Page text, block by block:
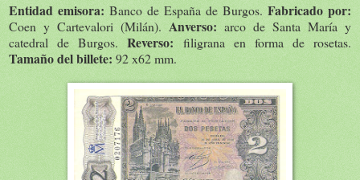
Entidad emisora: Banco de España de Burgos. Fabricado por:
Coen y Cartevalori (Milán). Anverso: arco de Santa María y
catedral de Burgos.Reverso: filigrana en forma de rosetas.
Tamaño del billete: 92 x62 mm.